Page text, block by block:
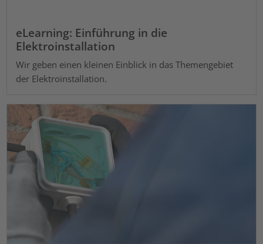
eLearning: Einführung in die
Elektroinstallation
Wir geben einen kleinen Einblick in das Themengebiet
der Elektroinstallation.